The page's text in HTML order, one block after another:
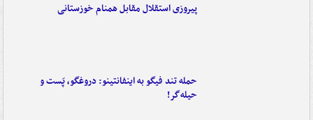
پیروزی استقلال مقابل همنام خوزستانی
حمله تند فیگو به اینفانتینو: دروغگو، پَست‌ و
حیله‌گر!